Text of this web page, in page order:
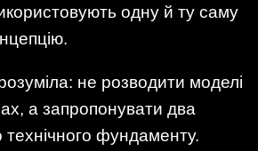
одну й ту саму
не розводити моделі
а запропонувати два
технічного фундаменту.